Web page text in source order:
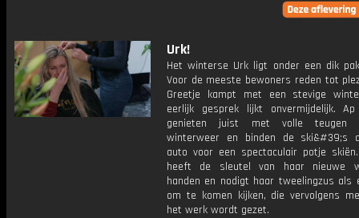
Urk!
Het winterse Urk ligt onder een dik
Voor de meeste bewoners reden tot
Greetje kampt met een stevige
eerlijk gesprek lijkt onvermijdelijk.
genieten juist met volle teugen
winterweer en binden de ski&#39;s
auto voor een spectaculair potje
heeft de sleutel van haar nieuwe
handen en nodigt haar tweelingzus als
om te komen kijken, die vervolgens
het werk wordt gezet.